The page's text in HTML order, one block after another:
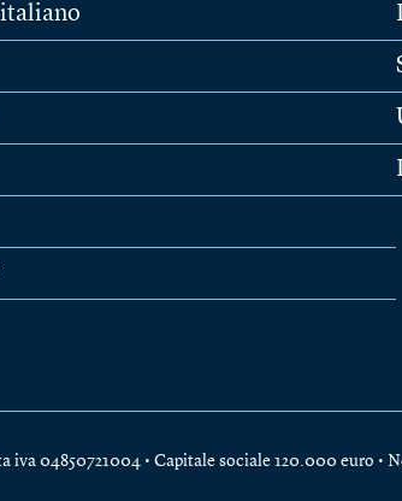
04850721004 • Capitale sociale 120.000 euro •